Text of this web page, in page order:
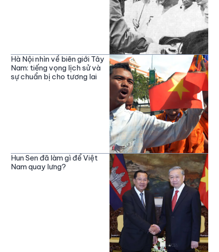
Hà Nội nhìn về biên giới Tây
Nam: tiếng vọng lịch sử và
sự chuẩn bị cho tương lai
Hun Sen đã làm gì để Việt
Nam quay lưng?